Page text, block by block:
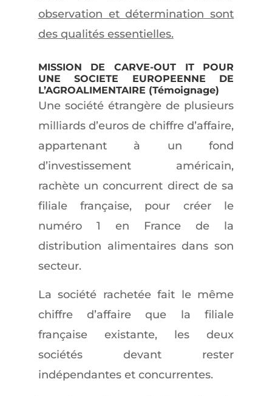
observation et détermination sont
des qualités essentielles.
MISSION DE CARVE-OUT IT POUR
UNE SOCIETE EUROPEENNE DE
L’AGROALIMENTAIRE (Témoignage)
Une société étrangère de plusieurs
milliards d’euros de chiffre d’affaire,
appartenant à un fond
d’investissement américain,
rachète un concurrent direct de sa
filiale française, pour créer le
numéro 1 en France de la
distribution alimentaires dans son
secteur.
La société rachetée fait le même
chiffre d’affaire que la filiale
française existante, les deux
sociétés devant rester
indépendantes et concurrentes.